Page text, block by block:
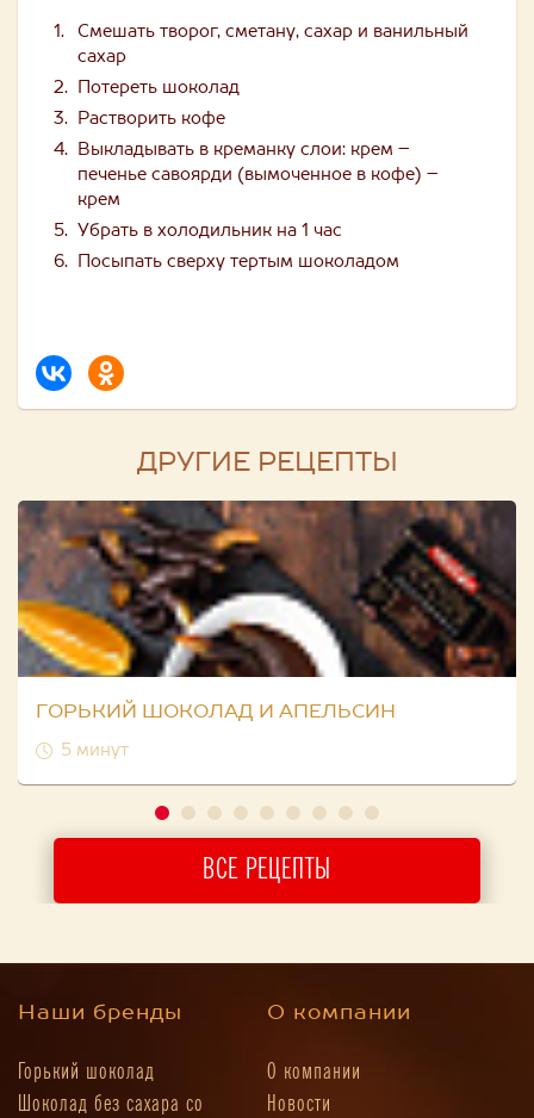
Смешать творог, сметану, сахар и ванильный
сахар
Потереть шоколад
Растворить кофе
Выкладывать в креманку слои: крем –
печенье савоярди (вымоченное в кофе) –
крем
Убрать в холодильник на 1 час
Посыпать сверху тертым шоколадом
ДРУГИЕ РЕЦЕПТЫ
ГОРЬКИЙ ШОКОЛАД И АПЕЛЬСИН
5 минут
ВСЕ РЕЦЕПТЫ
Наши бренды
Горький шоколад
Шоколад без сахара со
О компании
О компании
Новости